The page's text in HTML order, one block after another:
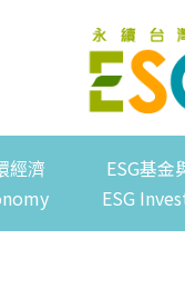
經濟
ESG基金
ESG